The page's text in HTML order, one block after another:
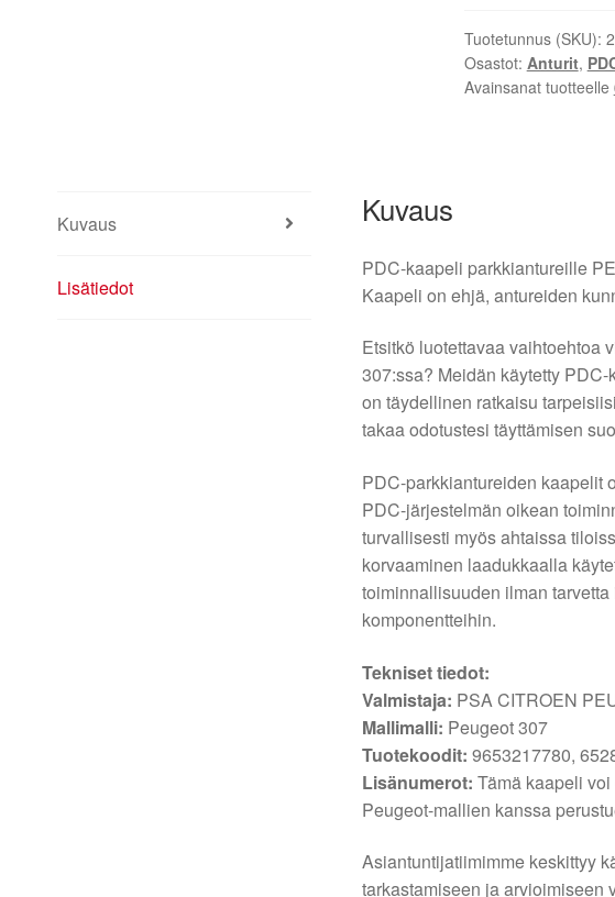
Tuotetunnus (SKU):
Osastot: Anturit,
Avainsanat tuotteelle
Kuvaus
Lisätiedot
Kuvaus
PDC-kaapeli parkkiantureille
Kaapeli on ehjä, antureiden
Etsitkö luotettavaa vaihtoehtoa
307:ssa? Meidän käytetty
on täydellinen ratkaisu
takaa odotustesi täyttämisen
PDC-parkkiantureiden kaapelit
PDC-järjestelmän oikean
turvallisesti myös ahtaissa
korvaaminen laadukkaalla
toiminnallisuuden ilman
komponentteihin.
Tekniset tiedot:
Valmistaja: PSA CITROEN
Mallimalli: Peugeot 307
Tuotekoodit: 9653217780,
Lisänumerot: Tämä kaapeli
Peugeot-mallien kanssa
Asiantuntijatiimimme keskittyy
tarkastamiseen ja arvioimiseen